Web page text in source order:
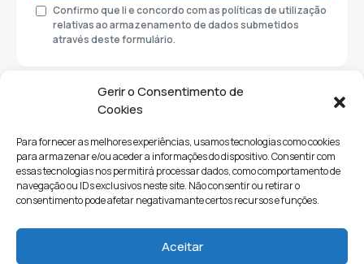
Gerir o Consentimento de
Cookies
Para fornecer as melhores experiências, usamos tecnologias como cookies
para armazenar e/ou aceder a informações do dispositivo. Consentir com
essas tecnologias nos permitirá processar dados, como comportamento de
navegação ou IDs exclusivos neste site. Não consentir ou retirar o
consentimento pode afetar negativamante certos recursos e funções.
Aceitar
Confirmo que li e concordo com as políticas de utilização
relativas ao armazenamento de dados submetidos
através deste formulário.
Ciências e Tecnologia